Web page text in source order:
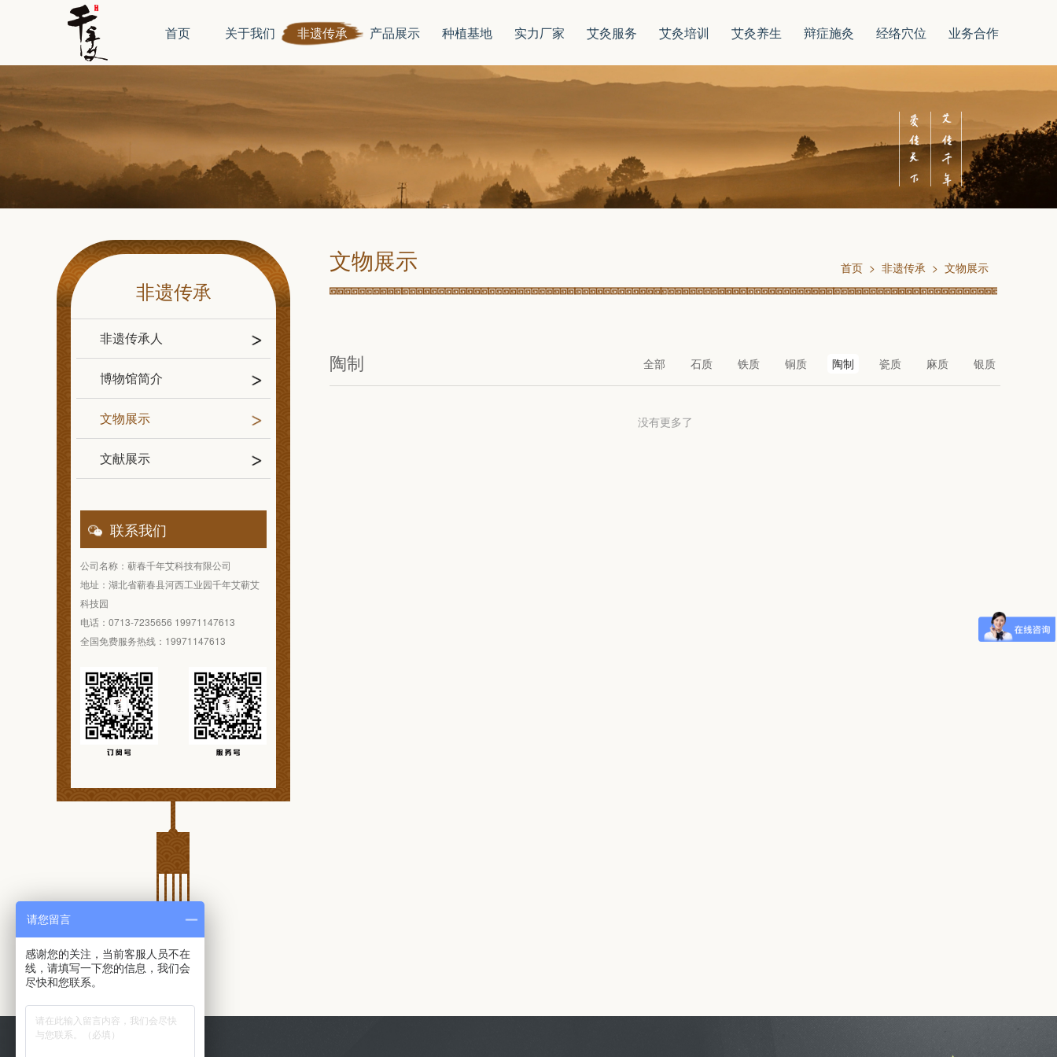
首页 关于我们 非遗传承 产品展示 种植基地 实力厂家 艾灸服务 艾灸培训 艾灸养生 辩症施灸 经络穴位 业务合作
非遗传承
非遗传承人
博物馆简介
文物展示
文献展示
联系我们
公司名称：蕲春千年艾科技有限公司
地址：湖北省蕲春县河西工业园千年艾蕲艾
科技园
电话：0713-7235656 19971147613
全国免费服务热线：19971147613
文物展示 首页 > 非遗传承 > 文物展示
陶制 全部 石质 铁质 铜质 陶制 瓷质 麻质 银质
没有更多了
请您留言
感谢您的关注，当前客服人员不在
线，请填写一下您的信息，我们会
尽快和您联系。